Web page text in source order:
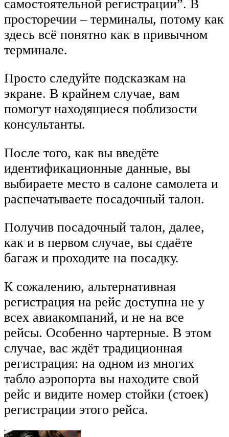
самостоятельной регистрации”. В
просторечии – терминалы, потому как
здесь всё понятно как в привычном
терминале.
Просто следуйте подсказкам на
экране. В крайнем случае, вам
помогут находящиеся поблизости
консультанты.
После того, как вы введёте
идентификационные данные, вы
выбираете место в салоне самолета и
распечатываете посадочный талон.
Получив посадочный талон, далее,
как и в первом случае, вы сдаёте
багаж и проходите на посадку.
К сожалению, альтернативная
регистрация на рейс доступна не у
всех авиакомпаний, и не на все
рейсы. Особенно чартерные. В этом
случае, вас ждёт традиционная
регистрация: на одном из многих
табло аэропорта вы находите свой
рейс и видите номер стойки (стоек)
регистрации этого рейса.